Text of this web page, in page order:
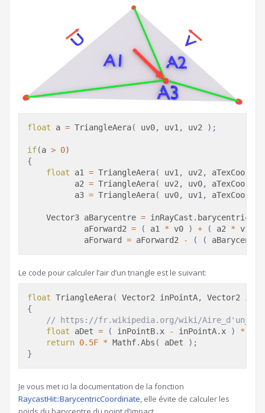
float a = TriangleAera( uv0, uv1 , uv2 ) ;
if(a > 0)
{
float a1 = TriangleAera( uv1 , uv2 , aTexCoord
          a2
= TriangleAera( uv2 , uv0, aTexCoord
          a3
= TriangleAera( uv0, uv1 , aTexCoord
Vector3 aBarycentre = inRayCast .
            aForward2
= ( a1 * v0 ) + ( a2 * v1
            aForward
= aForward2 - ( ( aBarycentre
Le code pour calculer l’air d’un triangle est le suivant:
float TriangleAera( Vector2 inPointA, Vector2
{
// https://fr.wikipedia.org/wiki/
float aDet = ( inPointB. x - inPointA. x ) *
return 0.5F * Mathf.Abs ( aDet ) ;
}
Je vous met ici la documentation de la fonction
RaycastHit::BarycentricCoordinate, elle évite de calculer les